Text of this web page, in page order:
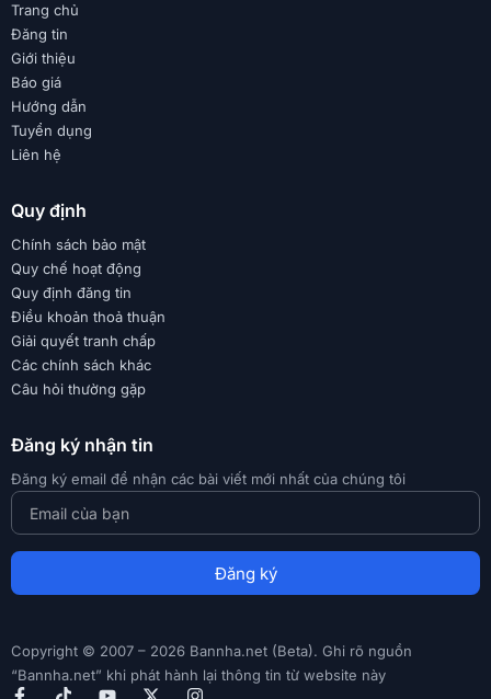
Trang chủ
Đăng tin
Giới thiệu
Báo giá
Hướng dẫn
Tuyển dụng
Liên hệ
Quy định
Chính sách bảo mật
Quy chế hoạt động
Quy định đăng tin
Điều khoản thoả thuận
Giải quyết tranh chấp
Các chính sách khác
Câu hỏi thường gặp
Đăng ký nhận tin
Đăng ký email để nhận các bài viết mới nhất của chúng tôi
Đăng ký
Copyright © 2007 – 2026 Bannha.net (Beta). Ghi rõ nguồn
“Bannha.net” khi phát hành lại thông tin từ website này